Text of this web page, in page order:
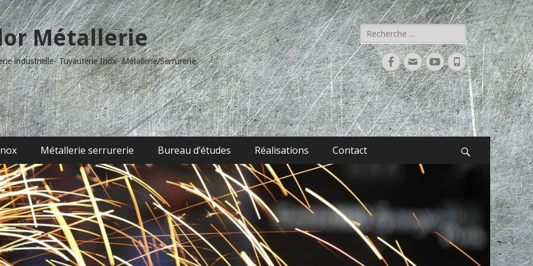
Métallerie
industrielle- Tuyauterie Inox- Métallerie/Serrurerie
Rechercher :
FacebookAdresse
de
contact
YouTube
Tél
Métallerie serrurerie Bureau d’études Réalisations Contact Recherche